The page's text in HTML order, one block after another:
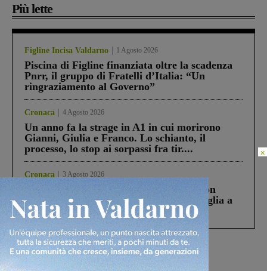
Più lette
Figline Incisa Valdarno 1 Agosto 2026
Piscina di Figline finanziata oltre la scadenza
Pnrr, il gruppo di Fratelli d’Italia: “Un
ringraziamento al Governo”
Cronaca 4 Agosto 2026
Un anno fa la strage in A1 in cui morirono
Gianni, Giulia e Franco. Lo schianto, il
processo, lo stop ai sorpassi fra tir....
Cronaca 3 Agosto 2026
Scomparso da una struttura di Castiglion
Fiorentino l’uomo che aveva ucciso la figlia a
Levane nel 2020
×